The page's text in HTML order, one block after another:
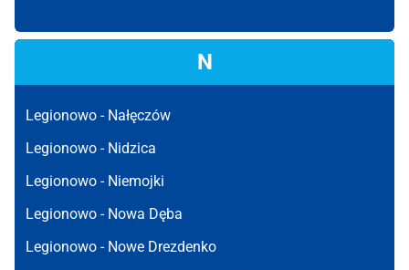
N
Legionowo - Nałęczów
Legionowo - Nidzica
Legionowo - Niemojki
Legionowo - Nowa Dęba
Legionowo - Nowe Drezdenko